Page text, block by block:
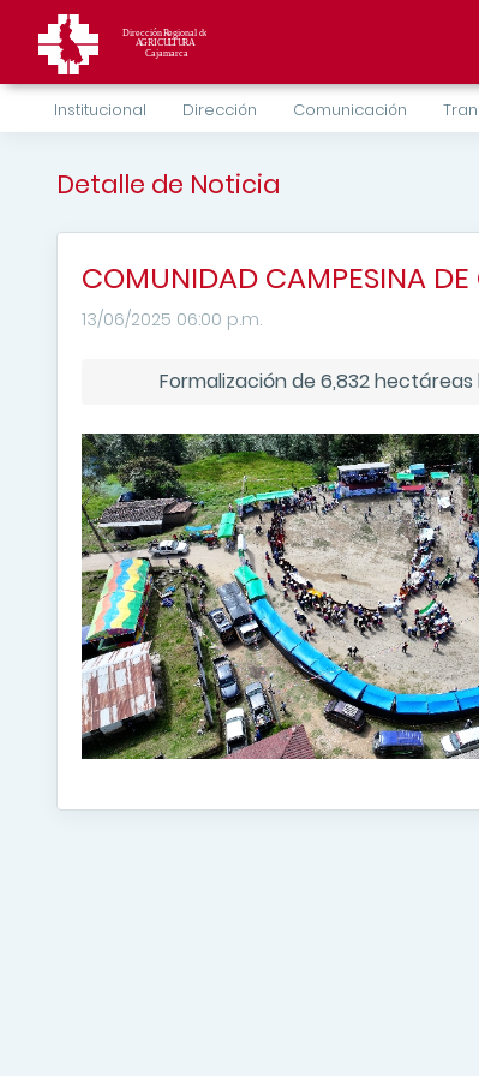
Institucional Dirección Comunicación
Detalle de Noticia
COMUNIDAD CAMPESINA
13/06/2025 06:00 p.m.
Formalización de 6,832